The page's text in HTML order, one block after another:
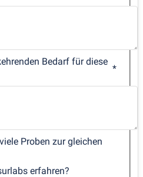
Bedarf für diese
Proben zur gleichen
erfahren?